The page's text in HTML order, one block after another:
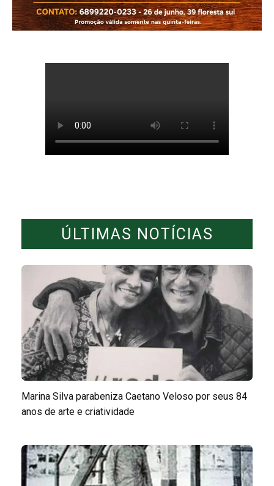
ÚLTIMAS NOTÍCIAS
Marina Silva parabeniza Caetano Veloso por seus 84
anos de arte e criatividade